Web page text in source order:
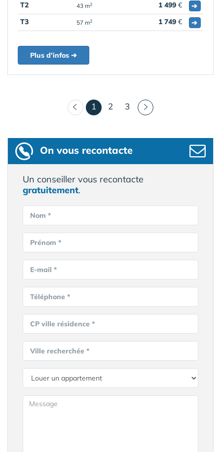
T2
43 m2 1 499 €
➔
T3
57 m2 1 749 € ➔
Plus d'infos ➔
1 (courant)
2 3
On vous recontacte
Un conseiller vous recontacte
gratuitement.
Nom *
Prénom *
E-mail *
Téléphone *
CP ville résidence *
Ville recherchée *